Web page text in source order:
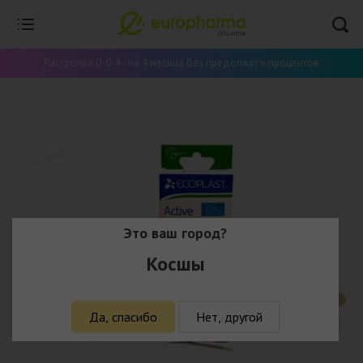
Рассрочка 0-0-4 - на 4 месяца без предоплат и процентов
Это ваш город?
Косшы
Да, спасибо Нет, другой